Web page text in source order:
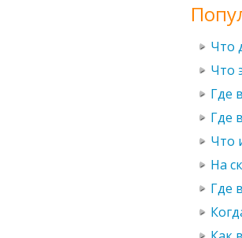
Что
Что
Где
Где
Что
На
Где